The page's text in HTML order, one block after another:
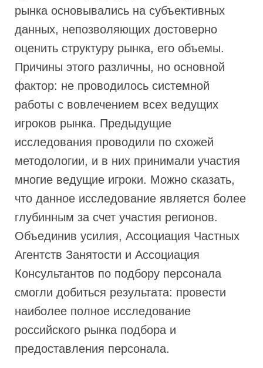
рынка основывались на субъективных
данных, непозволяющих достоверно
оценить структуру рынка, его объемы.
Причины этого различны, но основной
фактор: не проводилось системной
работы с вовлечением всех ведущих
игроков рынка. Предыдущие
исследования проводили по схожей
методологии, и в них принимали участия
многие ведущие игроки. Можно сказать,
что данное исследование является более
глубинным за счет участия регионов.
Объединив усилия, Ассоциация Частных
Агентств Занятости и Ассоциация
Консультантов по подбору персонала
смогли добиться результата: провести
наиболее полное исследование
российского рынка подбора и
предоставления персонала.